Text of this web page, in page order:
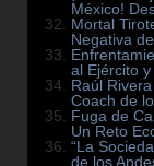
México!
Mortal
Negativa
al Ejército
Raúl
Coach de
Fuga de
Un Reto
“La
de los